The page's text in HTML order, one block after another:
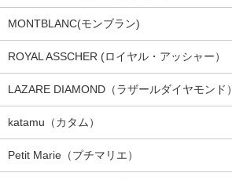
MONTBLANC(モンブラン)
ROYAL ASSCHER (ロイヤル・アッシャー）
LAZARE DIAMOND（ラザールダイヤモンド）
katamu（カタム）
Petit Marie（プチマリエ）